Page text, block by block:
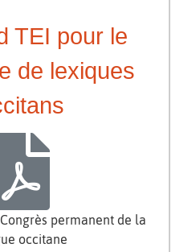
TEI pour le
de lexiques
permanent de la
occitane